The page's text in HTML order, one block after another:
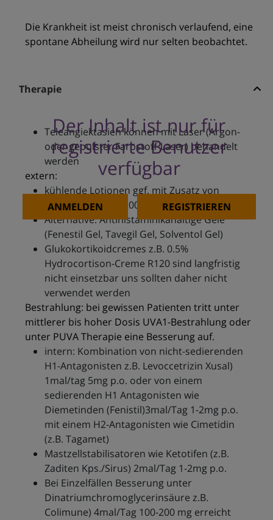
Die Krankheit ist meist chronisch verlaufend, eine
spontane Abheilung wird nur selten beobachtet.
Therapie
Der Inhalt ist nur für
registrierte Benutzer
verfügbar
ANMELDEN REGISTRIEREN
Teleangiektasien können mit Laser (Argon-
oder gepulster Farbstoff-Laser) behandelt
werden
extern:
kühlende Lotionen ggf. mit Zusatz von
Polidocanol 5% R200
Alternative: Antihistaminikahaltige Gele
(Fenestil Gel, Tavegil Gel, Solventol Gel)
Glukokortikoidcremes z.B. 0.5%
Hydrocortison-Creme R120 sind langfristig
nicht einsetzbar uns sollten daher nicht
verwendet werden
Bestrahlung: bei gewissen Patienten tritt unter
mittlerer bis hoher Dosis UVA1-Bestrahlung oder
unter PUVA Therapie eine Besserung auf.
intern: Kombination von nicht-sedierenden
H1-Antagonisten z.B. Levoccetrizin Xusal)
1mal/tag 5mg p.o. oder von einem
sedierenden H1 Antagonisten wie
Diemetinden (Fenistil)3mal/Tag 1-2mg p.o.
mit einem H2-Antagonisten wie Cimetidin
(z.B. Tagamet)
Mastzellstabilisatoren wie Ketotifen (z.B.
Zaditen Kps./Sirus) 2mal/Tag 1-2mg p.o.
Bei Einzelfällen Besserung unter
Dinatriumchromoglycerinsäure z.B.
Colimune) 4mal/Tag 100-200 mg erreicht